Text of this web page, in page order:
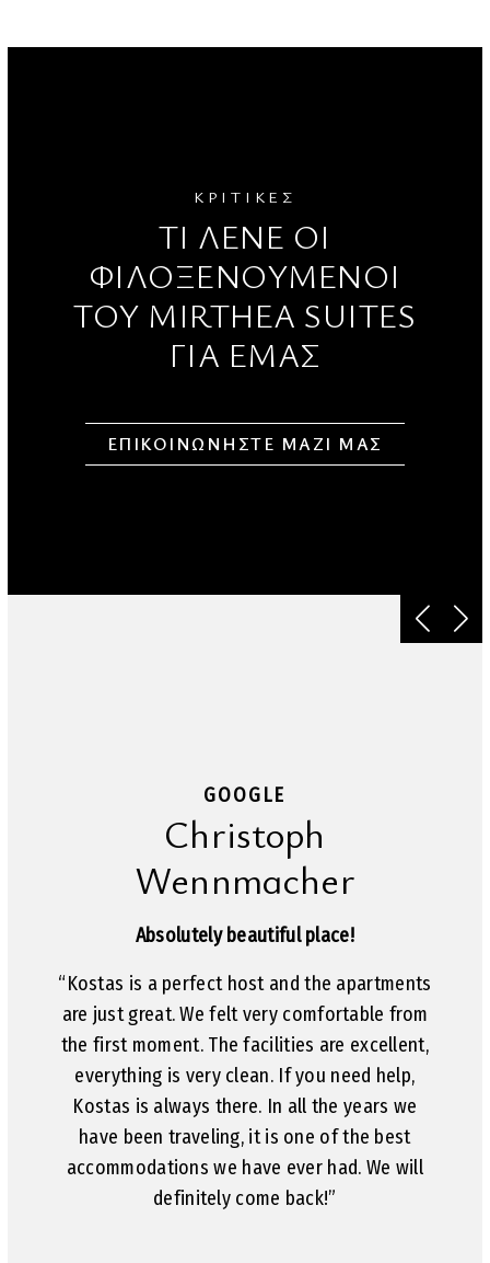
ΚΡΙΤΙΚΕΣ
ΤΙ ΛΕΝΕ ΟΙ
ΦΙΛΟΞΕΝΟΥΜΕΝΟΙ
TOY MIRTHEA SUITES
ΓΙΑ ΕΜΑΣ
ΕΠΙΚΟΙΝΩΝΗΣΤΕ ΜΑΖΙ ΜΑΣ
GOOGLE
Christoph
Wennmacher
Absolutely beautiful place!
“Kostas is a perfect host and the apartments
are just great. We felt very comfortable from
the first moment. The facilities are excellent,
everything is very clean. If you need help,
Kostas is always there. In all the years we
have been traveling, it is one of the best
accommodations we have ever had. We will
definitely come back!”